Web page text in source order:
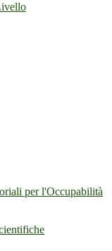
per l'Occupabilità